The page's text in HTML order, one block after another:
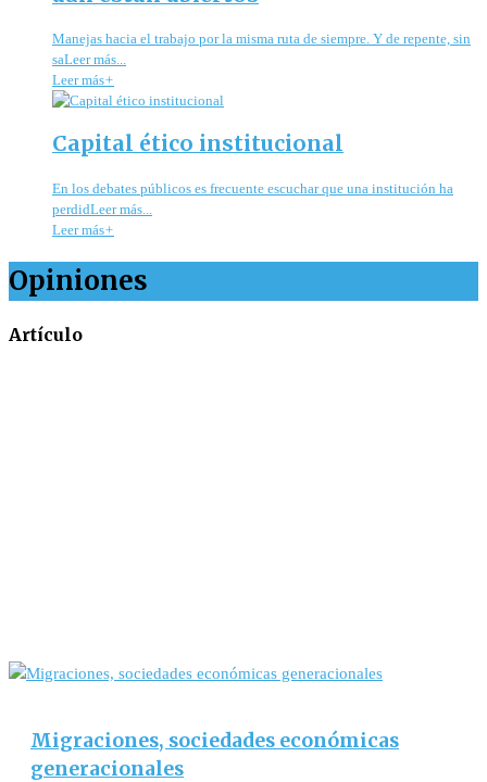
Manejas hacia el trabajo por la misma ruta de siempre. Y de repente, sin
saLeer más...
Leer más+
Capital ético institucional
En los debates públicos es frecuente escuchar que una institución ha
perdidLeer más...
Leer más+
Opiniones
Artículo
Migraciones, sociedades económicas
generacionales